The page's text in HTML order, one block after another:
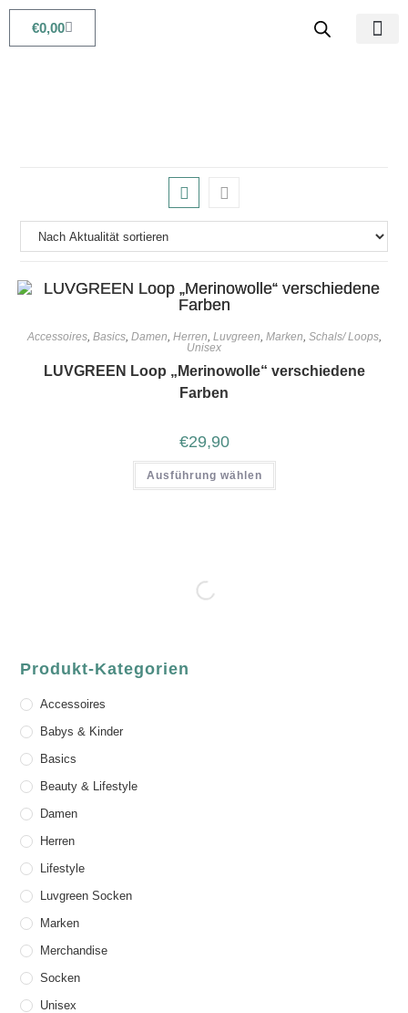
€0,00
Accessoires, Basics, Damen, Herren, Luvgreen, Marken, Schals/ Loops,
Unisex
LUVGREEN Loop „Merinowolle“ verschiedene
Farben
€29,90
Ausführung wählen
Produkt-Kategorien
Accessoires
Babys & Kinder
Basics
Beauty & Lifestyle
Damen
Herren
Lifestyle
Luvgreen Socken
Marken
Merchandise
Socken
Unisex